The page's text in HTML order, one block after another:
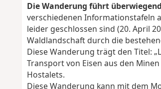
Die Wanderung führt
verschiedenen Informationstafeln
leider geschlossen sind (20. April
Waldlandschaft durch die
Diese Wanderung trägt den Titel:
Transport von Eisen aus den
Hostalets.
Diese Wanderung kann mit dem